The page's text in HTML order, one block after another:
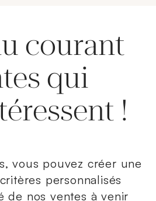
courant
qui
!
vous pouvez créer une
personnalisés
de nos ventes à venir